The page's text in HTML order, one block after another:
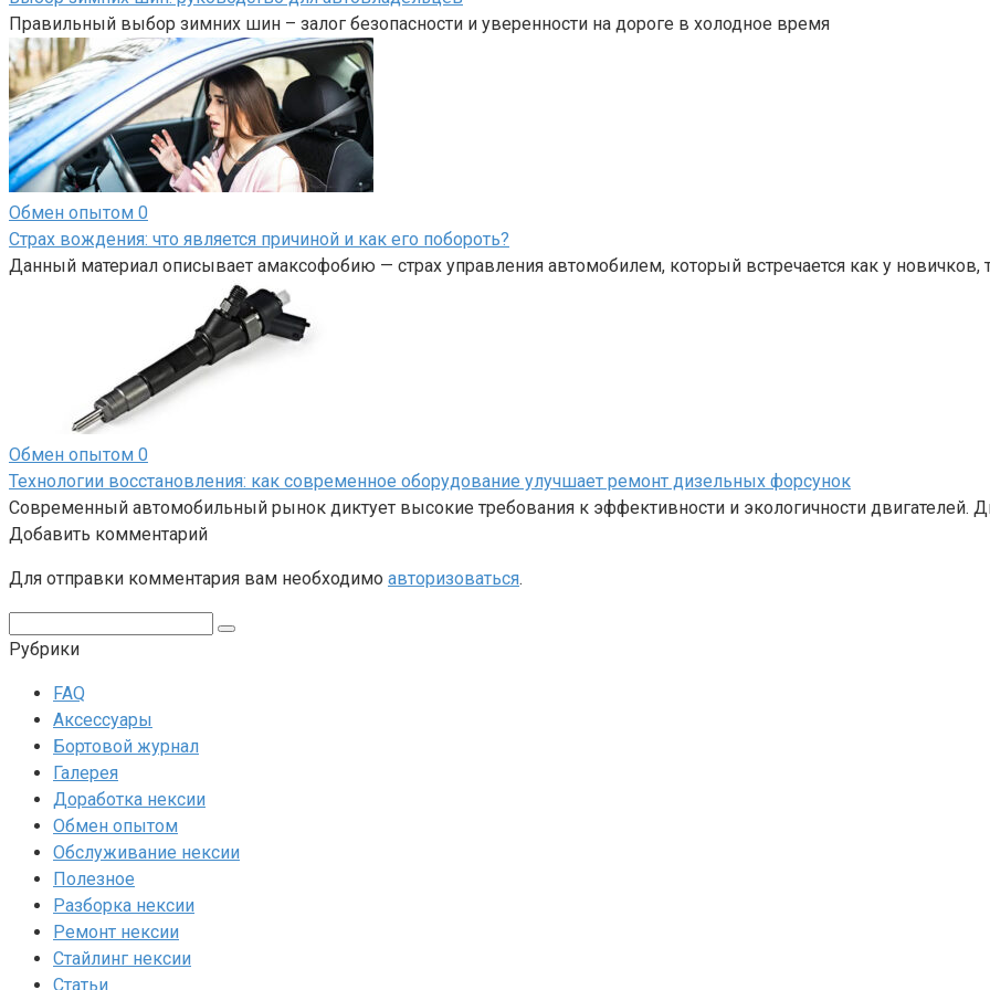
Правильный выбор зимних шин – залог безопасности и уверенности на дороге в холодное время
Обмен опытом 0
Страх вождения: что является причиной и как его побороть?
Данный материал описывает амаксофобию — страх управления автомобилем, который встречается как у новичков,
Обмен опытом 0
Технологии восстановления: как современное оборудование улучшает ремонт дизельных форсунок
Современный автомобильный рынок диктует высокие требования к эффективности и экологичности двигателей.
Добавить комментарий
Для отправки комментария вам необходимо авторизоваться.
Рубрики
FAQ
Аксессуары
Бортовой журнал
Галерея
Доработка нексии
Обмен опытом
Обслуживание нексии
Полезное
Разборка нексии
Ремонт нексии
Стайлинг нексии
Статьи